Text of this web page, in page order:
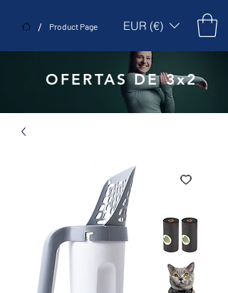
/ Product Page EUR (€)
OFERTAS DE 3x2